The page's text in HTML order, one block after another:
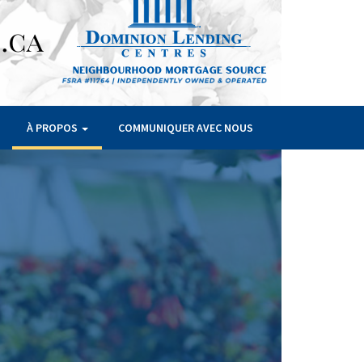
À PROPOS COMMUNIQUER AVEC NOUS